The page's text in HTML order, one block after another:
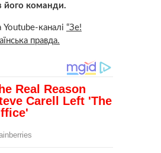
його команди.
Youtube-каналі “Зе!
правда.